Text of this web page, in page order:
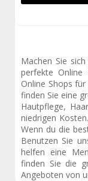
Machen Sie
perfekte
Online Shops
finden Sie eine
Hautpflege,
niedrigen
Wenn du die
Benutzen Sie
helfen eine
finden Sie die
Angeboten von